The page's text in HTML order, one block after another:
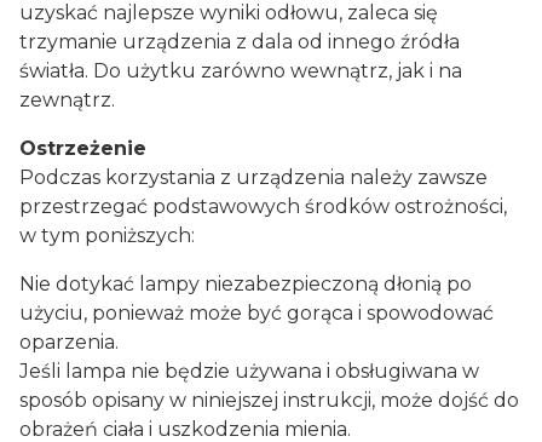
uzyskać najlepsze wyniki odłowu, zaleca się
trzymanie urządzenia z dala od innego źródła
światła. Do użytku zarówno wewnątrz, jak i na
zewnątrz.
Ostrzeżenie
Podczas korzystania z urządzenia należy zawsze
przestrzegać podstawowych środków ostrożności,
w tym poniższych:
Nie dotykać lampy niezabezpieczoną dłonią po
użyciu, ponieważ może być gorąca i spowodować
oparzenia.
Jeśli lampa nie będzie używana i obsługiwana w
sposób opisany w niniejszej instrukcji, może dojść do
obrażeń ciała i uszkodzenia mienia.